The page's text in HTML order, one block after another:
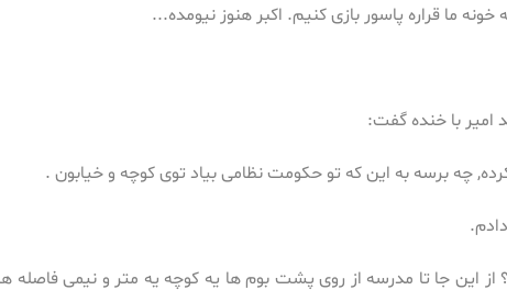
ما قراره پاسور بازی کنیم. اکبر هنوز نیومده...
امیر با خنده گفت:
چه برسه به این که تو حکومت نظامی بیاد توی کوچه و خیابون .
از این جا تا مدرسه از روی پشت بوم ها یه کوچه یه متر و نیمی